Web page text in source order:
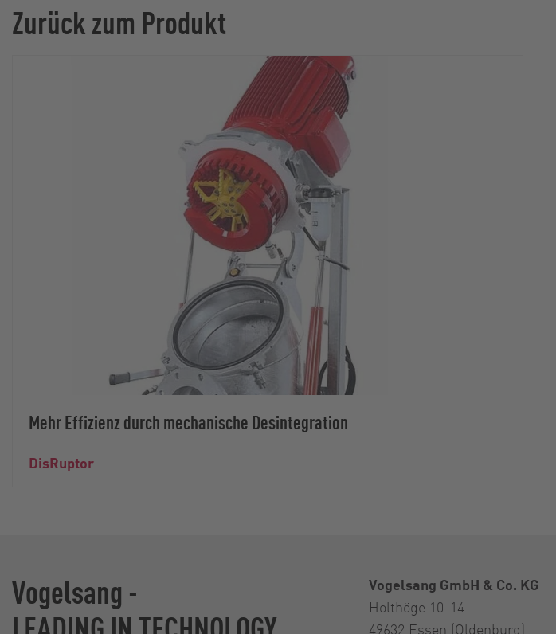
Zurück zum Produkt
Mehr Effizienz durch mechanische Desintegration
DisRuptor
Vogelsang -
Vogelsang GmbH & Co. KG
Holthöge 10-14
49632 Essen (Oldenburg)